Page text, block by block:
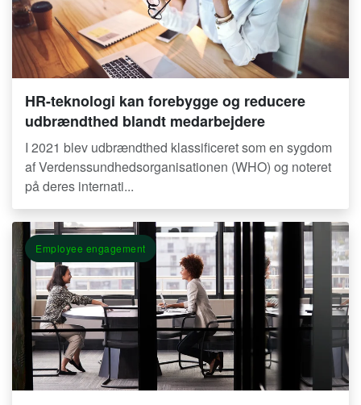
HR-teknologi kan forebygge og reducere
udbrændthed blandt medarbejdere
I 2021 blev udbrændthed klassificeret som en sygdom
af Verdenssundhedsorganisationen (WHO) og noteret
på deres internati...
Employee engagement